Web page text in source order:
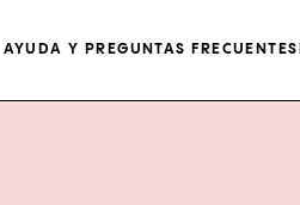
AYUDA Y PREGUNTAS FRECUENTES